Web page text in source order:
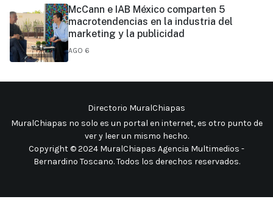
McCann e IAB México comparten 5
macrotendencias en la industria del
marketing y la publicidad
AGO 6
Directorio MuralChiapas
MuralChiapas no solo es un portal en internet, es otro punto de
ver y leer un mismo hecho.
Copyright © 2024 MuralChiapas Agencia Multimedios -
Bernardino Toscano. Todos los derechos reservados.